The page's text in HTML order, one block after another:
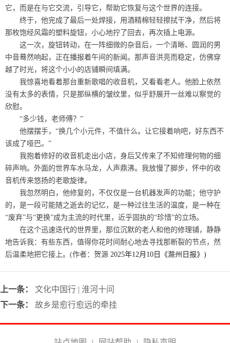
它，而是在与它交流，引导它，帮助它恢复与这个世界的连接。
终于，他完成了最后一处焊接，用酒精棉轻轻擦拭干净，然后将
那枚饱经风霜的塑料旋钮，小心地拧了回去，再次插上电源。
这一次，旋钮转动，在一阵细微的杂音后，一个清晰、圆润的男
中音蓦然响起，正在播报着午间的新闻。那声音洪亮而稳定，仿佛穿
越了时光，将这个小小的店铺瞬间填满。
我惊喜地看着那台重新歌唱的收音机，又看看老人。他脸上依然
没有太多的表情，只是那纵横的皱纹里，似乎舒展开一丝难以察觉的
欣慰。
“多少钱，老师傅？”
他摆摆手，“换几个小元件，不值什么。让它接着响吧，好东西不
该成了哑巴。”
我抱着修好的收音机走出小店，身后又传来了不知修理何物的细
碎声响。外面的世界车水马龙，人声鼎沸。我放慢了脚步，怀中的收
音机传来悠扬的老歌旋律。
我忽然明白，他修复的，不仅仅是一台机器发声的功能；他守护
的，是一段可能随之逝去的记忆，是一种过往生活的温度，是一种在
“废弃”与“更换”成为主流的时代里，近乎固执的“珍惜”的立场。
在这个迅速迭代的世界里，那位沉默的老人和他的修理铺，静静
地告诉我：有些东西，值得你花时间耐心地去寻找那断裂的节点，然
后温柔地把它接上。 (作者：贺源 2025年12月10日《滁州日报》)
上一条：
文化中国行 | 淮河十问
下一条：
故乡是愈行愈远的牵挂